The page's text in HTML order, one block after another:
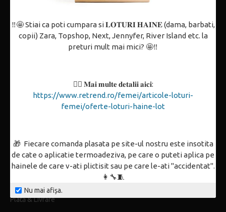
‼️🤩 Stiai ca poti cumpara si 𝐋𝐎𝐓𝐔𝐑𝐈 𝐇𝐀𝐈𝐍𝐄 (dama, barbati,
copii) Zara, Topshop, Next, Jennyfer, River Island etc. la
preturi mult mai mici? 🤩‼️
👉🏼 𝐌𝐚𝐢 𝐦𝐮𝐥𝐭𝐞 𝐝𝐞𝐭𝐚𝐥𝐢𝐢 𝐚𝐢𝐜𝐢:
https://www.retrend.ro/femei/articole-loturi-
femei/oferte-loturi-haine-lot
🎁 Fiecare comanda plasata pe site-ul nostru este insotita
de cate o aplicatie termoadeziva, pe care o puteti aplica pe
hainele de care v-ati plictisit sau pe care le-ati "accidentat".
👩‍🔧🧵
Nu mai afișa.
Politica de utilizare Cookie-uri
ANPC
Plată & Livrare